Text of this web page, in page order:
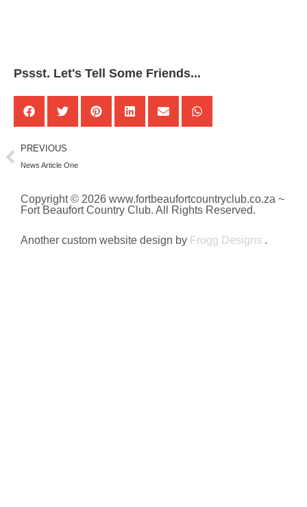
Pssst. Let's Tell Some Friends...
PREVIOUS
News Article One
Copyright © 2026 www.fortbeaufortcountryclub.co.za ~
Fort Beaufort Country Club. All Rights Reserved.
Another custom website design by Frogg Designs .